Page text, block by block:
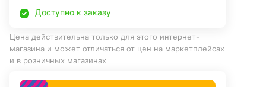
Доступно к заказу
Цена действительна только для этого интернет-
магазина и может отличаться от цен на маркетплейсах
и в розничных магазинах